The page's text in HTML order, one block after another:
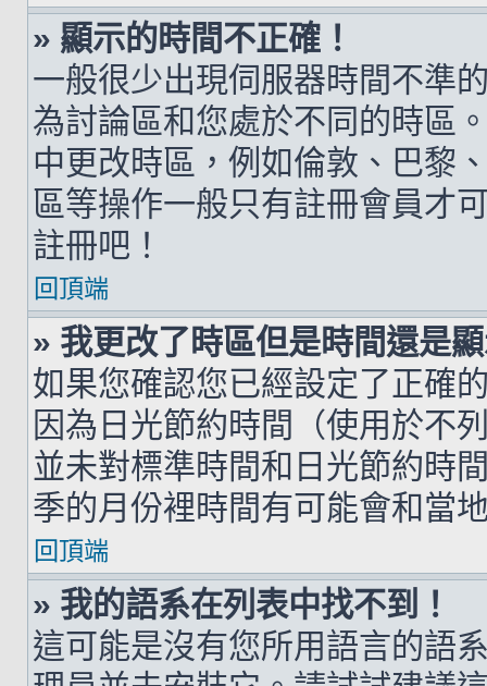
» 顯示的時間不正確！
一般很少出現伺服器時間不準
為討論區和您處於不同的時區
中更改時區，例如倫敦、巴黎
區等操作一般只有註冊會員才
註冊吧！
回頂端
» 我更改了時區但是時間還是
如果您確認您已經設定了正確
因為日光節約時間（使用於不
並未對標準時間和日光節約時
季的月份裡時間有可能會和當
回頂端
» 我的語系在列表中找不到！
這可能是沒有您所用語言的語